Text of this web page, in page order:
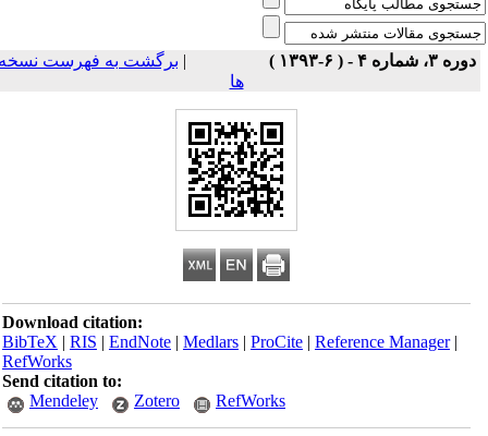
دوره ۳، شماره ۴ - ( ۶-۱۳۹۳ )
برگشت به فهرست نسخه
ها
Download citation:
BibTeX|RIS|EndNote|Medlars|ProCite|Reference Manager
RefWorks
Send citation to:
Mendeley
Zotero RefWorks